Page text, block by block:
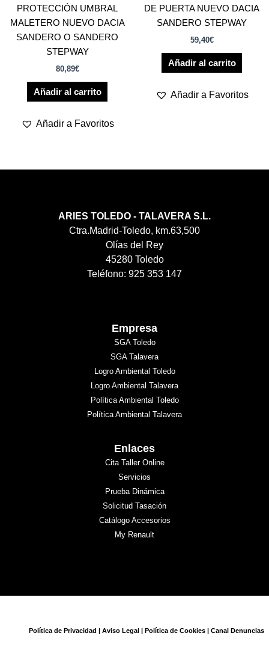
PROTECCIÓN UMBRAL
MALETERO NUEVO DACIA
SANDERO O SANDERO
STEPWAY
80,89€
Añadir al carrito
Añadir a Favoritos
DE PUERTA NUEVO DACIA
SANDERO STEPWAY
59,40€
Añadir al carrito
Añadir a Favoritos
ARIES TOLEDO - TALAVERA S.L.
Ctra.Madrid-Toledo, km.63,500
Olías del Rey
45280 Toledo
Teléfono: 925 353 147
Empresa
SGA Toledo
SGA Talavera
Logro Ambiental Toledo
Logro Ambiental Talavera
Política Ambiental Toledo
Política Ambiental Talavera
Enlaces
Cita Taller Online
Servicios
Prueba Dinámica
Solicitud Tasación
Catálogo Accesorios
My Renault
Política de Privacidad | Aviso Legal | Política de Cookies | Canal Denuncias